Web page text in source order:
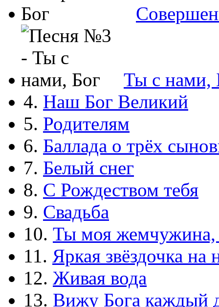
Ты с нами,
4. Наш Бог Великий
5. Родителям
6. Баллада о трёх
7. Белый снег
8. С Рождеством тебя
9. Свадьба
10. Ты моя жемчужина,
11. Яркая звёздочка на
12. Живая вода
13. Вижу Бога каждый